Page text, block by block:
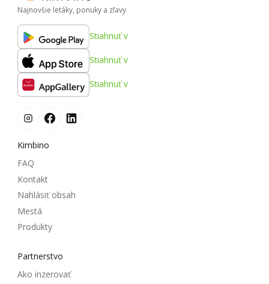
Najnovšie letáky, ponuky a zľavy
Stiahnuť v
Stiahnuť v
Stiahnuť v
Kimbino
FAQ
Kontakt
Nahlásiť obsah
Mestá
Produkty
Partnerstvo
Ako inzerovať